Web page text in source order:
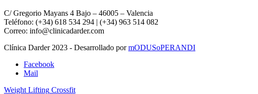
C/ Gregorio Mayans 4 Bajo – 46005 – Valencia
Teléfono: (+34) 618 534 294 | (+34) 963 514 082
Correo: info@clinicadarder.com
Clínica Darder 2023 - Desarrollado pormODUSoPERANDI
Facebook
Mail
Weight Lifting Crossfit